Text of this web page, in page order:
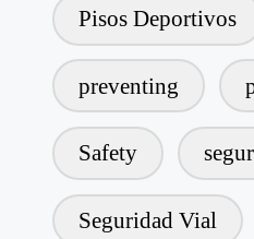
Pisos Deportivos
preventing
Safety
Seguridad Vial